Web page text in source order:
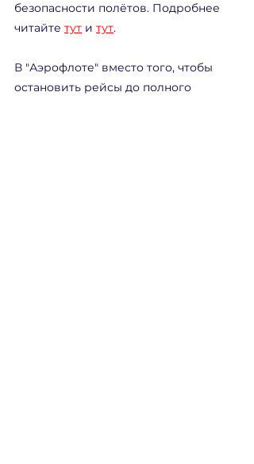
безопасности полётов. Подробнее
читайте тут и тут.
В "Аэрофлоте" вместо того, чтобы
остановить рейсы до полного